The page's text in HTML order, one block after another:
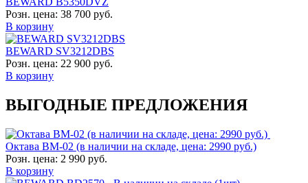
Розн. цена: 38 700 руб.
В корзину
BEWARD SV3212DBS
Розн. цена: 22 900 руб.
В корзину
ВЫГОДНЫЕ ПРЕДЛОЖЕНИЯ
Октава ВМ-02 (в наличии на складе, цена: 2990 руб.)
Розн. цена: 2 990 руб.
В корзину